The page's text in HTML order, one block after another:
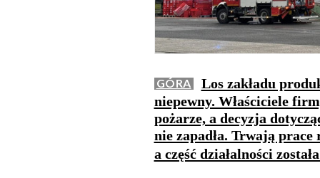
GÓRA
Los zakładu
niepewny. Właściciele
pożarze, a decyzja
nie zapadła. Trwają
a część działalności